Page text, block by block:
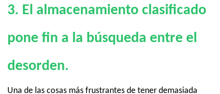
3. El almacenamiento clasificado
pone fin a la búsqueda entre el
desorden.
Una de las cosas más frustrantes de tener demasiada